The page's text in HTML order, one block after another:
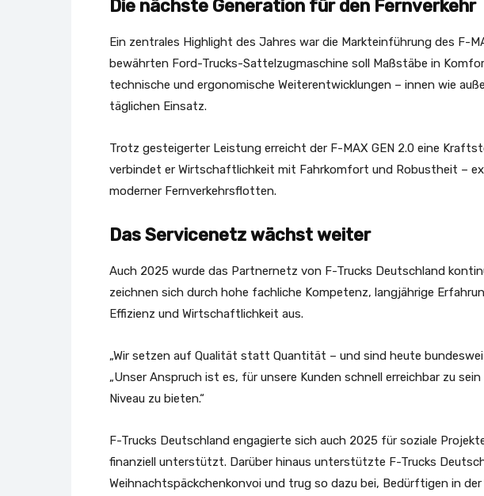
Die nächste Generation für den Fernverkehr
Ein zentrales Highlight des Jahres war die Markteinführung des F-
bewährten Ford-Trucks-Sattelzugmaschine soll Maßstäbe in
technische und ergonomische Weiterentwicklungen – innen wie
täglichen Einsatz.
Trotz gesteigerter Leistung erreicht der F-MAX GEN 2.0 eine
verbindet er Wirtschaftlichkeit mit Fahrkomfort und Robustheit –
moderner Fernverkehrsflotten.
Das Servicenetz wächst weiter
Auch 2025 wurde das Partnernetz von F-Trucks Deutschland
zeichnen sich durch hohe fachliche Kompetenz, langjährige
Effizienz und Wirtschaftlichkeit aus.
„Wir setzen auf Qualität statt Quantität – und sind heute
„Unser Anspruch ist es, für unsere Kunden schnell erreichbar zu
Niveau zu bieten.“
F-Trucks Deutschland engagierte sich auch 2025 für soziale
finanziell unterstützt. Darüber hinaus unterstützte F-Trucks
Weihnachtspäckchenkonvoi und trug so dazu bei, Bedürftigen in